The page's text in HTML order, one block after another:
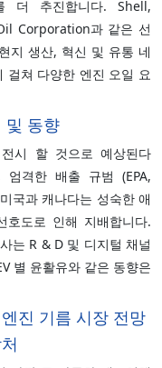
더 추진합니다. Shell,
Corporation과 같은 선
지 생산, 혁신 및 유통 네
걸쳐 다양한 엔진 오일 요
및 동향
시 할 것으로 예상된다
격한 배출 규범 (EPA,
국과 캐나다는 성숙한 애
도로 인해 지배합니다.
는 R & D 및 디지털 채널
별 윤활유와 같은 동향은
진 기름 시장 전망